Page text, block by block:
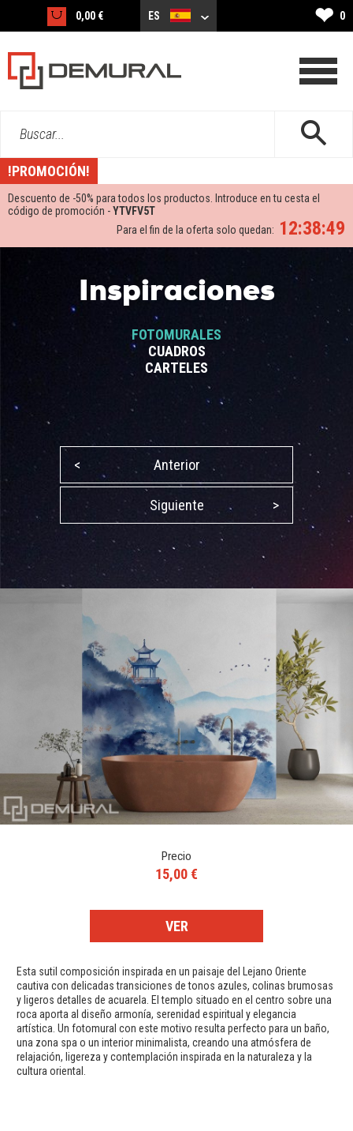
0,00 € ES ❤ 0
Buscar...
!PROMOCIÓN!
Descuento de -50% para todos los productos. Introduce en tu cesta el
código de promoción -YTVFV5T
12:38:49
Para el fin de la oferta solo quedan:
Inspiraciones
FOTOMURALES
CUADROS
CARTELES
< Anterior
Siguiente >
Precio
15,00 €
VER
Esta sutil composición inspirada en un paisaje del Lejano Oriente
cautiva con delicadas transiciones de tonos azules, colinas brumosas
y ligeros detalles de acuarela. El templo situado en el centro sobre una
roca aporta al diseño armonía, serenidad espiritual y elegancia
artística. Un fotomural con este motivo resulta perfecto para un baño,
una zona spa o un interior minimalista, creando una atmósfera de
relajación, ligereza y contemplación inspirada en la naturaleza y la
cultura oriental.